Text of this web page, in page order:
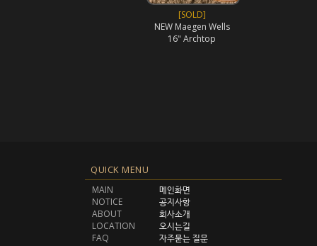
[SOLD]
NEW Maegen Wells
16" Archtop
QUICK MENU
MAIN
메인화면
NOTICE
공지사항
ABOUT
회사소개
LOCATION
오시는길
FAQ
자주묻는 질문